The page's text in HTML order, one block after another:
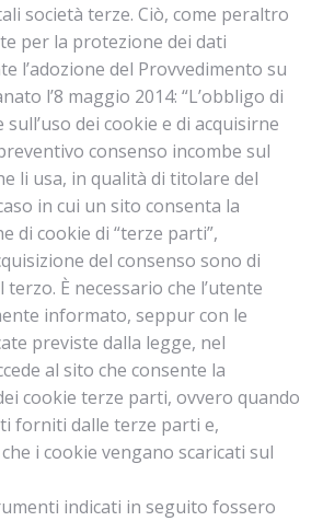
società terze. Ciò, come peraltro
per la protezione dei dati
l’adozione del Provvedimento su
l’8 maggio 2014: “L’obbligo di
dei cookie e di acquisirne
consenso incombe sul
li usa, in qualità di titolare del
in cui un sito consenta la
di cookie di “terze parti”,
del consenso sono di
È necessario che l’utente
informato, seppur con le
previste dalla legge, nel
al sito che consente la
cookie terze parti, ovvero quando
forniti dalle terze parti e,
i cookie vengano scaricati sul
indicati in seguito fossero